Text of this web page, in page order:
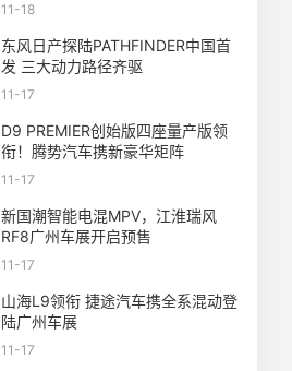
11-18
东风日产探陆PATHFINDER中国首
发 三大动力路径齐驱
11-17
D9 PREMIER创始版四座量产版领
衔！腾势汽车携新豪华矩阵
11-17
新国潮智能电混MPV，江淮瑞风
RF8广州车展开启预售
11-17
山海L9领衔 捷途汽车携全系混动登
陆广州车展
11-17